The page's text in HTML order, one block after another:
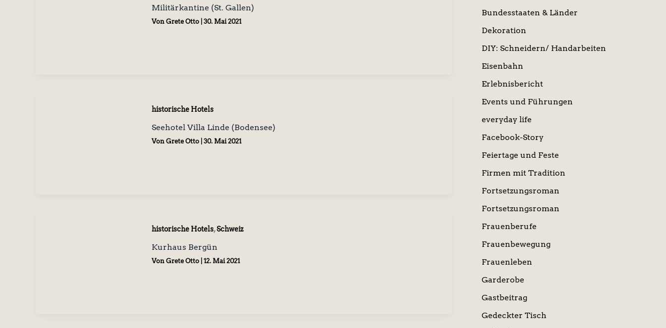
Militärkantine (St. Gallen)
Von Grete Otto 30. Mai 2021
historische Hotels
Seehotel Villa Linde (Bodensee)
Von Grete Otto 30. Mai 2021
historische Hotels,Schweiz
Kurhaus Bergün
Von Grete Otto 12. Mai 2021
Bundesstaaten & Länder
Dekoration
DIY: Schneidern/ Handarbeiten
Eisenbahn
Erlebnisbericht
Events und Führungen
everyday life
Facebook-Story
Feiertage und Feste
Firmen mit Tradition
Fortsetzungsroman
Fortsetzungsroman
Frauenberufe
Frauenbewegung
Frauenleben
Garderobe
Gastbeitrag
Gedeckter Tisch